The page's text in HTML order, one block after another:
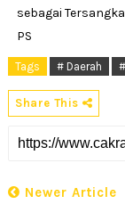
sebagai
PS
Tags # Daerah
Share This
Newer Article